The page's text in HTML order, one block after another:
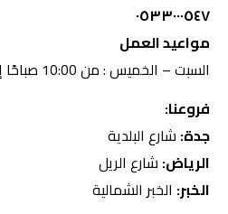
٠٥٣٣٠٠٠٥٤٧
مواعيد العمل
السبت – الخميس : من 10:00 صباحًا إلى 7:00 مساءً
فروعنا:
جدة: شارع البلدية
الرياض: شارع الريل
الخبر: الخبر الشمالية